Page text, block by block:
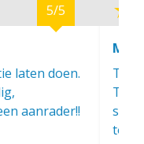
5/5
laten doen.
aanrader!!
Top-